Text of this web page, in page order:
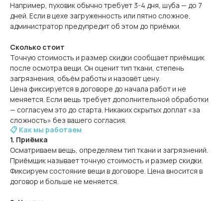
Например, пуховик обычно требует 3-4 дня, шуба — до 7
дней. Если в цехе загруженность или пятно сложное,
администратор предупредит об этом до приёмки.
Сколько стоит
Точную стоимость и размер скидки сообщает приёмщик
после осмотра вещи. Он оценит тип ткани, степень
загрязнения, объём работы и назовёт цену.
Цена фиксируется в договоре до начала работ и не
меняется. Если вещь требует дополнительной обработки
— согласуем это до старта. Никаких скрытых доплат «за
сложность» без вашего согласия.
📋 Как мы работаем
1. Приёмка
Осматриваем вещь, определяем тип ткани и загрязнений.
Приёмщик называет точную стоимость и размер скидки.
Фиксируем состояние вещи в договоре. Цена вносится в
договор и больше не меняется.